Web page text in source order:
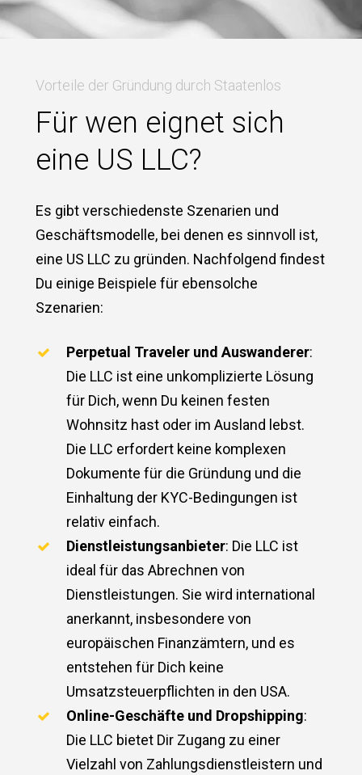
Vorteile der Gründung durch Staatenlos
Für wen eignet sich
eine US LLC?
Es gibt verschiedenste Szenarien und
Geschäftsmodelle, bei denen es sinnvoll ist,
eine US LLC zu gründen. Nachfolgend findest
Du einige Beispiele für ebensolche
Szenarien:
Perpetual Traveler und Auswanderer:
Die LLC ist eine unkomplizierte Lösung
für Dich, wenn Du keinen festen
Wohnsitz hast oder im Ausland lebst.
Die LLC erfordert keine komplexen
Dokumente für die Gründung und die
Einhaltung der KYC-Bedingungen ist
relativ einfach.
Dienstleistungsanbieter: Die LLC ist
ideal für das Abrechnen von
Dienstleistungen. Sie wird international
anerkannt, insbesondere von
europäischen Finanzämtern, und es
entstehen für Dich keine
Umsatzsteuerpflichten in den USA.
Online-Geschäfte und Dropshipping:
Die LLC bietet Dir Zugang zu einer
Vielzahl von Zahlungsdienstleistern und